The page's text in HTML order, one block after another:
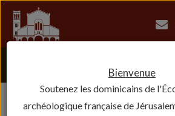
Bienvenue
Soutenez les dominicains de
archéologique française de